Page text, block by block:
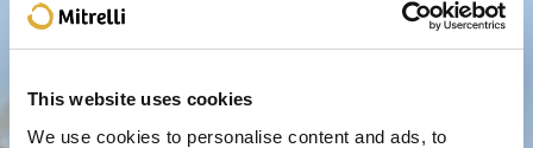
This website uses cookies
We use cookies to personalise content and ads, to